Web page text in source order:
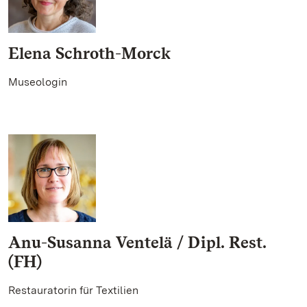
Elena Schroth-Morck
Museologin
Anu-Susanna Ventelä / Dipl. Rest.
(FH)
Restauratorin für Textilien